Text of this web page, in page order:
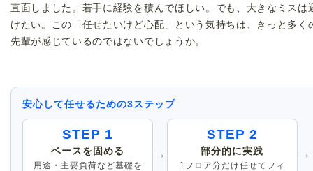
直面しました。若手に経験を積んでほしい。でも、大きなミスは
けたい。この「任せたいけど心配」という気持ちは、きっと多く
先輩が感じているのではないでしょうか。
安心して任せるための3ステップ
STEP 1
ベースを固める
用途・主要負荷など基礎を
→
STEP 2
部分的に実践
1フロア分だけ任せてフィ
→